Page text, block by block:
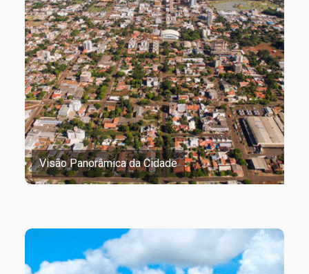
Visão Panorâmica da Cidade